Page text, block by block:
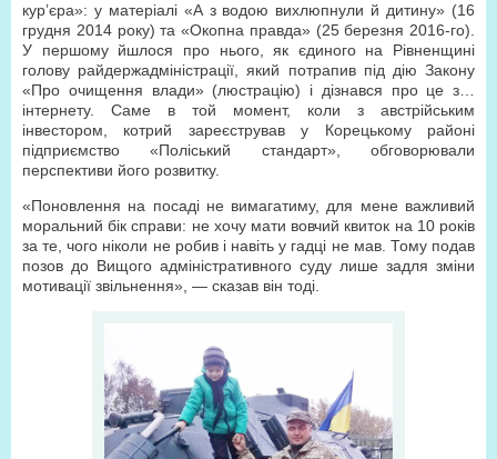
кур’єра»: у матеріалі «А з водою вихлюпнули й дитину» (16
грудня 2014 року) та «Окопна правда» (25 березня 2016-го).
У першому йшлося про нього, як єдиного на Рівненщині
голову райдержадміністрації, який потрапив під дію Закону
«Про очищення влади» (люстрацію) і дізнався про це з…
інтернету. Саме в той момент, коли з австрійським
інвестором, котрий зареєстрував у Корецькому районі
підприємство «Поліський стандарт», обговорювали
перспективи його розвитку.
«Поновлення на посаді не вимагатиму, для мене важливий
моральний бік справи: не хочу мати вовчий квиток на 10 років
за те, чого ніколи не робив і навіть у гадці не мав. Тому подав
позов до Вищого адміністративного суду лише задля зміни
мотивації звільнення», — сказав він тоді.